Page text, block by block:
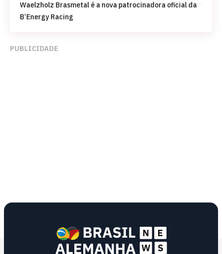
Waelzholz Brasmetal é a nova patrocinadora oficial da
B’Energy Racing
PUBLICIDADE